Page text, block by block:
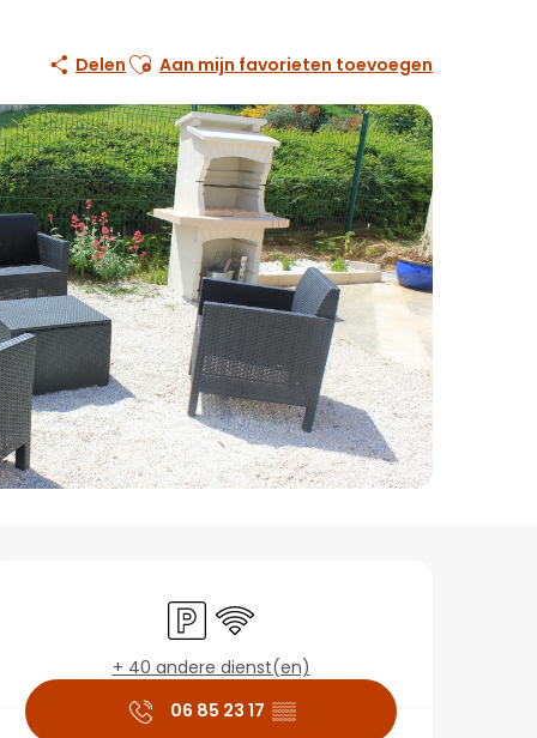
Delen Ajouter aux favoris
Aan mijn favorieten toevoegen
Openingstijden en
Parkeerplaats
Wifi
+ 40 andere dienst(en)
06 85 23 17 ▒▒